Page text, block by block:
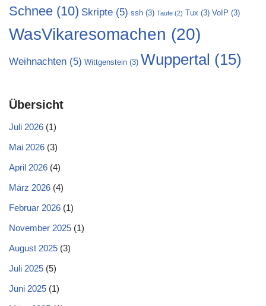
Schnee (10) Skripte (5) ssh (3) Taufe (2) Tux (3) VoIP (3)
WasVikaresomachen (20)
Weihnachten (5) Wittgenstein (3) Wuppertal (15)
Übersicht
Juli 2026 (1)
Mai 2026 (3)
April 2026 (4)
März 2026 (4)
Februar 2026 (1)
November 2025 (1)
August 2025 (3)
Juli 2025 (5)
Juni 2025 (1)